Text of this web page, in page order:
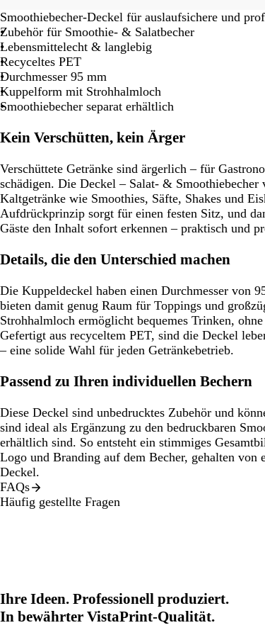
Smoothiebecher-Deckel für auslaufsichere und
Zubehör für Smoothie- & Salatbecher
Lebensmittelecht & langlebig
Recyceltes PET
Durchmesser 95 mm
Kuppelform mit Strohhalmloch
Smoothiebecher separat erhältlich
Kein Verschütten, kein Ärger
Verschüttete Getränke sind ärgerlich – für
schädigen. Die Deckel – Salat- &
Kaltgetränke wie Smoothies, Säfte, Shakes und
Aufdrückprinzip sorgt für einen festen Sitz, und
Gäste den Inhalt sofort erkennen – praktisch und
Details, die den Unterschied machen
Die Kuppeldeckel haben einen Durchmesser von
bieten damit genug Raum für Toppings und
Strohhalmloch ermöglicht bequemes Trinken,
Gefertigt aus recyceltem PET, sind die Deckel
– eine solide Wahl für jeden Getränkebetrieb.
Passend zu Ihren individuellen Bechern
Diese Deckel sind unbedrucktes Zubehör und
sind ideal als Ergänzung zu den bedruckbaren
erhältlich sind. So entsteht ein stimmiges
Logo und Branding auf dem Becher, gehalten von
Deckel.
FAQs
Häufig gestellte Fragen
Ihre Ideen. Professionell produziert.
In bewährter VistaPrint-Qualität.